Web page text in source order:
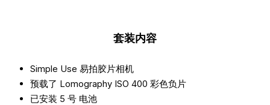
套装内容
Simple Use 易拍胶片相机
预载了 Lomography ISO 400 彩色负片
已安装 5 号 电池